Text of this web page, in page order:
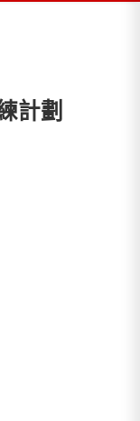
計劃